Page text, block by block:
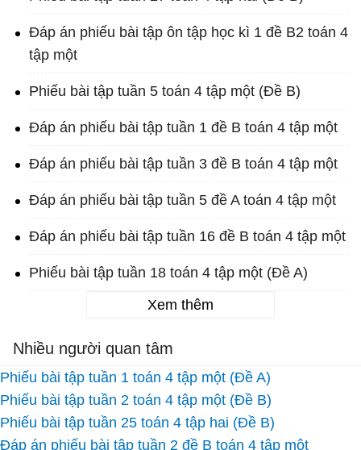
Đáp án phiếu bài tập ôn tập học kì 1 đề B2 toán 4
tập một
Phiếu bài tập tuần 5 toán 4 tập một (Đề B)
Đáp án phiếu bài tập tuần 1 đề B toán 4 tập một
Đáp án phiếu bài tập tuần 3 đề B toán 4 tập một
Đáp án phiếu bài tập tuần 5 đề A toán 4 tập một
Đáp án phiếu bài tập tuần 16 đề B toán 4 tập một
Phiếu bài tập tuần 18 toán 4 tập một (Đề A)
Xem thêm
Nhiều người quan tâm
Phiếu bài tập tuần 1 toán 4 tập một (Đề A)
Phiếu bài tập tuần 2 toán 4 tập một (Đề B)
Phiếu bài tập tuần 25 toán 4 tập hai (Đề B)
Đáp án phiếu bài tập tuần 2 đề B toán 4 tập một